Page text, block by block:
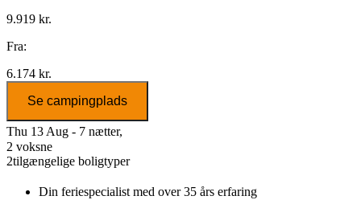
9.919 kr.
Fra:
6.174 kr.
Se campingplads
Thu 13 Aug - 7 nætter,
2 voksne
2tilgængelige boligtyper
Din feriespecialistmed over 35 års erfaring